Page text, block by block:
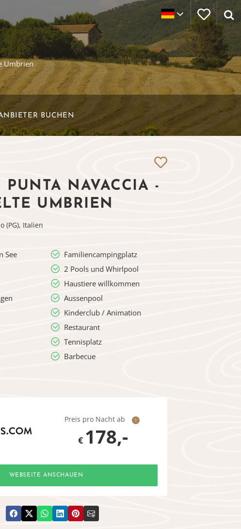
Umbrien
BUCHEN
PUNTA NAVACCIA -
UMBRIEN
(PG), Italien
See
Familiencampingplatz
2 Pools und Whirlpool
Haustiere willkommen
Aussenpool
Kinderclub / Animation
Restaurant
Tennisplatz
Barbecue
Preis pro Nacht ab ?
€ 178,-
WEBSEITE ANSCHAUEN